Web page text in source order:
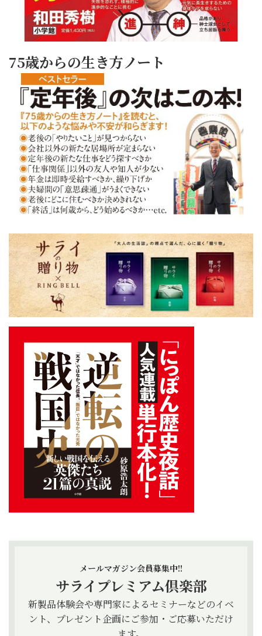
75歳からの生き方ノート
メールマガジン会員募集中!!
サライプレミアム倶楽部
新製品体験会や専門家によるセミナーなどのイベ
ント、プレゼント企画にご参加・ご応募いただけ